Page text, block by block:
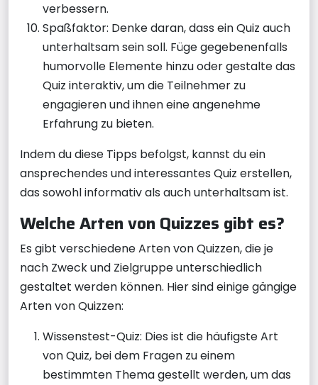
verbessern.
Spaßfaktor: Denke daran, dass ein Quiz auch
unterhaltsam sein soll. Füge gegebenenfalls
humorvolle Elemente hinzu oder gestalte das
Quiz interaktiv, um die Teilnehmer zu
engagieren und ihnen eine angenehme
Erfahrung zu bieten.
Indem du diese Tipps befolgst, kannst du ein
ansprechendes und interessantes Quiz erstellen,
das sowohl informativ als auch unterhaltsam ist.
Welche Arten von Quizzes gibt es?
Es gibt verschiedene Arten von Quizzen, die je
nach Zweck und Zielgruppe unterschiedlich
gestaltet werden können. Hier sind einige gängige
Arten von Quizzen:
Wissenstest-Quiz: Dies ist die häufigste Art
von Quiz, bei dem Fragen zu einem
bestimmten Thema gestellt werden, um das